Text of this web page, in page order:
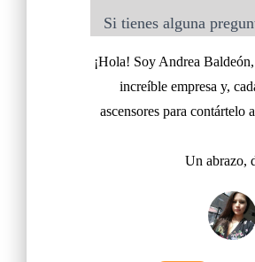
Si tienes alguna
¡Hola! Soy Andrea
increíble empresa y,
ascensores para contártelo
Un abrazo,